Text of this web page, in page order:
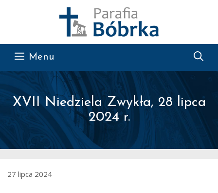
Menu
XVII Niedziela Zwykła, 28 lipca
2024 r.
27 lipca 2024